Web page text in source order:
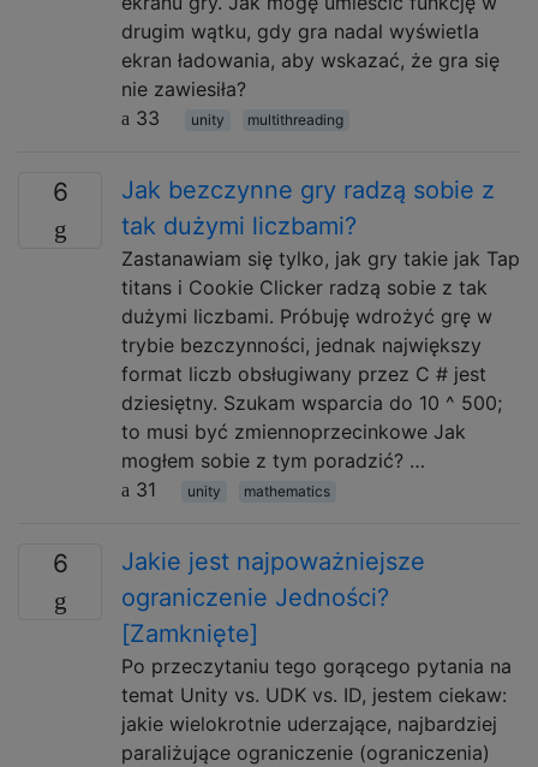
drugim wątku, gdy gra nadal wyświetla
ekran ładowania, aby wskazać, że gra się
nie zawiesiła?
33
unity multithreading
6
Jak bezczynne gry radzą sobie z
tak dużymi liczbami?
Zastanawiam się tylko, jak gry takie jak Tap
titans i Cookie Clicker radzą sobie z tak
dużymi liczbami. Próbuję wdrożyć grę w
trybie bezczynności, jednak największy
format liczb obsługiwany przez C # jest
dziesiętny. Szukam wsparcia do 10 ^ 500;
to musi być zmiennoprzecinkowe Jak
mogłem sobie z tym poradzić? …
31
unity mathematics
6
Jakie jest najpoważniejsze
ograniczenie Jedności?
[Zamknięte]
Po przeczytaniu tego gorącego pytania na
temat Unity vs. UDK vs. ID, jestem ciekaw:
jakie wielokrotnie uderzające, najbardziej
paraliżujące ograniczenie (ograniczenia)